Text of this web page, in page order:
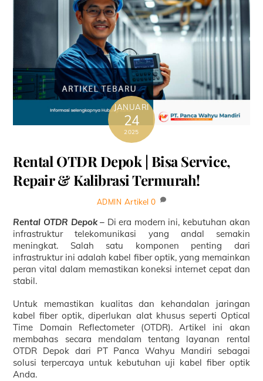
JANUARI
24
2025
Rental OTDR Depok | Bisa Service,
Repair & Kalibrasi Termurah!
ADMIN Artikel 0
Rental OTDR Depok – Di era modern ini, kebutuhan akan
infrastruktur telekomunikasi yang andal semakin
meningkat. Salah satu komponen penting dari
infrastruktur ini adalah kabel fiber optik, yang memainkan
peran vital dalam memastikan koneksi internet cepat dan
stabil.
Untuk memastikan kualitas dan kehandalan jaringan
kabel fiber optik, diperlukan alat khusus seperti Optical
Time Domain Reflectometer (OTDR). Artikel ini akan
membahas secara mendalam tentang layanan rental
OTDR Depok dari PT Panca Wahyu Mandiri sebagai
solusi terpercaya untuk kebutuhan uji kabel fiber optik
Anda.